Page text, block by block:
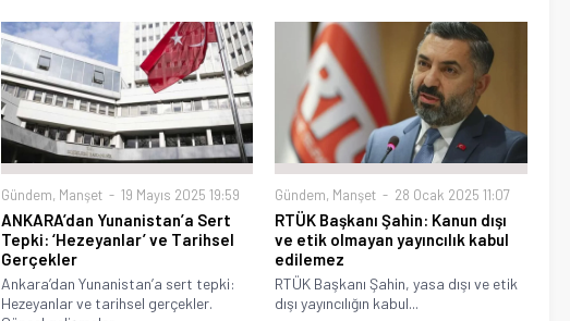
Gündem, Manşet 19 Mayıs 2025 19:59
ANKARA’dan Yunanistan’a Sert
Tepki: ‘Hezeyanlar’ ve Tarihsel
Gerçekler
Ankara’dan Yunanistan’a sert tepki:
Hezeyanlar ve tarihsel gerçekler.
Gündem, Manşet 28 Ocak 2025 11:07
RTÜK Başkanı Şahin: Kanun dışı
ve etik olmayan yayıncılık kabul
edilemez
RTÜK Başkanı Şahin, yasa dışı ve etik
dışı yayıncılığın kabul...